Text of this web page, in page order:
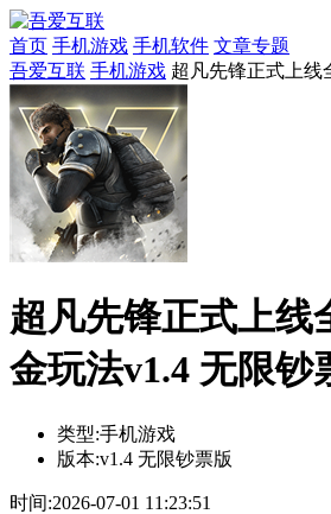
首页 手机游戏 手机软件 文章专题
吾爱互联 手机游戏 超凡先锋正式上线
超凡先锋正式上线
金玩法v1.4 无限钞
类型:手机游戏
版本:v1.4 无限钞票版
时间:2026-07-01 11:23:51